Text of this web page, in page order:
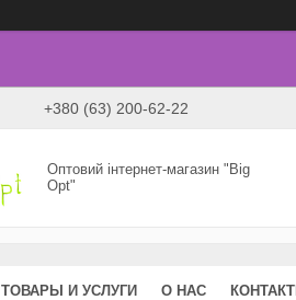
+380 (63) 200-62-22
Оптовий інтернет-магазин "Big
Opt"
ТОВАРЫ И УСЛУГИ О НАС